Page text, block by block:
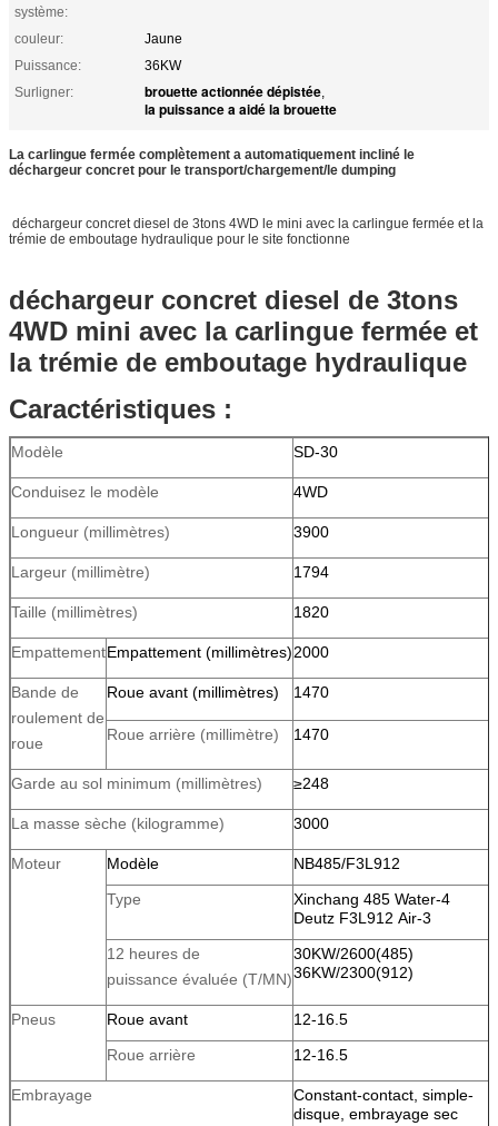
système:
couleur:
Jaune
Puissance:
36KW
Surligner:
brouette actionnée dépistée,
la puissance a aidé la brouette
La carlingue fermée complètement a automatiquement incliné le
déchargeur concret pour le transport/chargement/le dumping
déchargeur concret diesel de 3tons 4WD le mini avec la carlingue fermée et la
trémie de emboutage hydraulique pour le site fonctionne
déchargeur concret diesel de 3tons
4WD mini avec la carlingue fermée et
la trémie de emboutage hydraulique
Caractéristiques :
Modèle SD-30
Conduisez le modèle 4WD
Longueur (millimètres) 3900
Largeur (millimètre) 1794
Taille (millimètres) 1820
EmpattementEmpattement (millimètres)2000
Bande de
roulement de
roue
Roue avant (millimètres) 1470
Roue arrière (millimètre) 1470
Garde au sol minimum (millimètres) ≥248
La masse sèche (kilogramme) 3000
Moteur Modèle
NB485/F3L912
Type
Xinchang 485 Water-4
Deutz F3L912 Air-3
12 heures de
puissance évaluée (T/MN)
30KW/2600(485)
36KW/2300(912)
Pneus Roue avant
12-16.5
Roue arrière
12-16.5
Embrayage
Constant-contact, simple-
disque, embrayage sec